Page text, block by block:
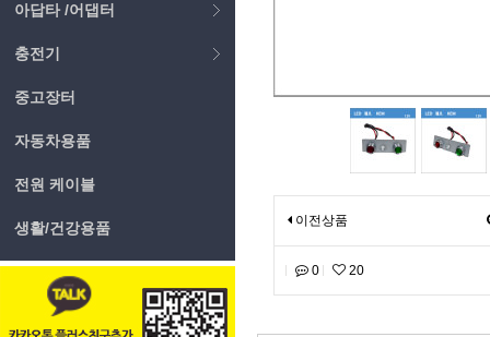
아답타 /어댑터
충전기
중고장터
자동차용품
전원 케이블
생활/건강용품 이전상품
0 20